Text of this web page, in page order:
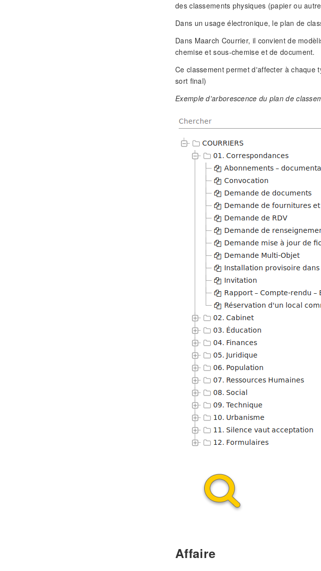
des classements physiques (papier ou
Dans un usage électronique, le plan de
Dans Maarch Courrier, il convient de
chemise et sous-chemise et de document.
Ce classement permet d'affecter à chaque
sort final)
Exemple d'arborescence du plan de
Affaire